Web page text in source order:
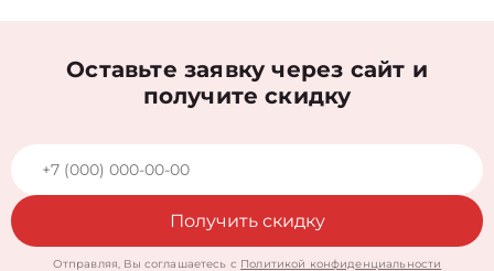
Оставьте заявку через сайт и
получите скидку
Получить скидку
Отправляя, Вы соглашаетесь с Политикой конфиденциальности